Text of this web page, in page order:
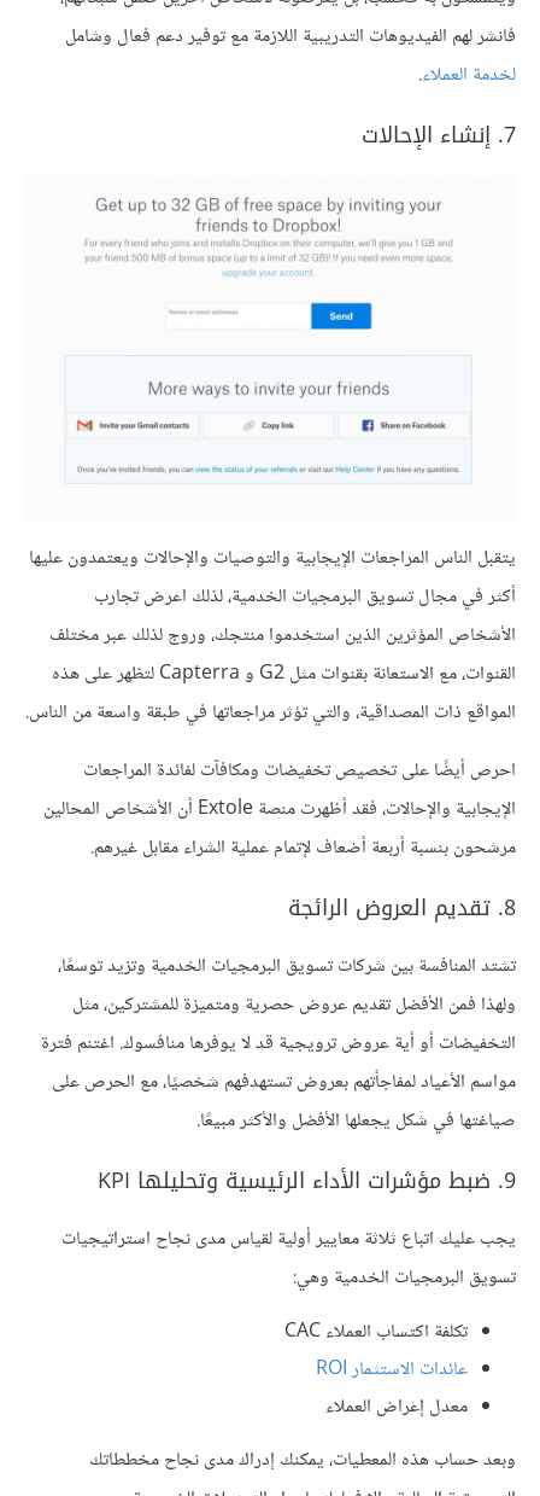
فانشر لهم الفيديوهات التدريبية اللازمة مع توفير دعم فعال وشامل
لخدمة العملاء.
7. إنشاء الإحالات
يتقبل الناس المراجعات الإيجابية والتوصيات والإحالات ويعتمدون عليها
أكثر في مجال تسويق البرمجيات الخدمية، لذلك اعرض تجارب
الأشخاص المؤثرين الذين استخدموا منتجك، وروج لذلك عبر مختلف
القنوات، مع الاستعانة بقنوات مثل G2 و Capterra لتظهر على هذه
المواقع ذات المصداقية، والتي تؤثر مراجعاتها في طبقة واسعة من الناس.
احرص أيضًا على تخصيص تخفيضات ومكافآت لفائدة المراجعات
الإيجابية والإحالات، فقد أظهرت منصة Extole أن الأشخاص المحالين
مرشحون بنسبة أربعة أضعاف لإتمام عملية الشراء مقابل غيرهم.
8. تقديم العروض الرائجة
تشتد المنافسة بين شركات تسويق البرمجيات الخدمية وتزيد توسعًا،
ولهذا فمن الأفضل تقديم عروض حصرية ومتميزة للمشتركين، مثل
التخفيضات أو أية عروض ترويجية قد لا يوفرها منافسوك. اغتنم فترة
مواسم الأعياد لمفاجأتهم بعروض تستهدفهم شخصيًا، مع الحرص على
صياغتها في شكل يجعلها الأفضل والأكثر مبيعًا.
9. ضبط مؤشرات الأداء الرئيسية وتحليلها KPI
يجب عليك اتباع ثلاثة معايير أولية لقياس مدى نجاح استراتيجيات
تسويق البرمجيات الخدمية وهي:
تكلفة اكتساب العملاء CAC
عائدات الاستثمار ROI
معدل إعراض العملاء
وبعد حساب هذه المعطيات، يمكنك إدراك مدى نجاح مخططاتك